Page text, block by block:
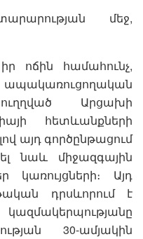
մեջ,
ոճին համահունչ,
ուղղված Արցախի
հետևանքների
այդ գործընթացում
նաև միջազգային
կառույցների։ Այդ
դրսևորում է
30-ամյակին